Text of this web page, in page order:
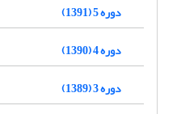
دوره 5 (1391)
دوره 4 (1390)
دوره 3 (1389)